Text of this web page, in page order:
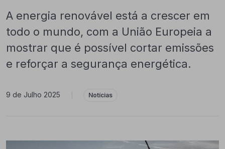
A energia renovável está a crescer em
todo o mundo, com a União Europeia a
mostrar que é possível cortar emissões
e reforçar a segurança energética.
9 de Julho 2025 Notícias